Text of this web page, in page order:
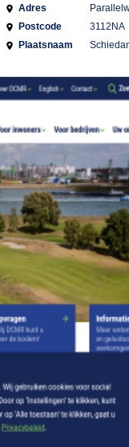
Adres
Postcode
3112NA
Plaatsnaam